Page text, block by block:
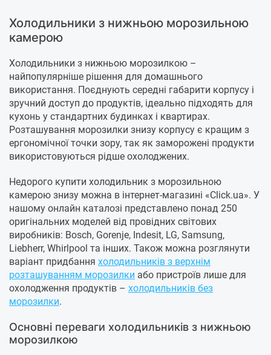
Холодильники з нижньою морозильною
камерою
Холодильники з нижньою морозилкою –
найпопулярніше рішення для домашнього
використання. Поєднують середні габарити корпусу і
зручний доступ до продуктів, ідеально підходять для
кухонь у стандартних будинках і квартирах.
Розташування морозилки знизу корпусу є кращим з
ергономічної точки зору, так як заморожені продукти
використовуються рідше охолоджених.
Недорого купити холодильник з морозильною
камерою знизу можна в інтернет-магазині «Click.ua». У
нашому онлайн каталозі представлено понад 250
оригінальних моделей від провідних світових
виробників: Bosch, Gorenje, Indesit, LG, Samsung,
Liebherr, Whirlpool та інших. Також можна розглянути
варіант придбання холодильників з верхнім
розташуванням морозилки або пристроїв лише для
охолодження продуктів – холодильників без
морозилки.
Основні переваги холодильників з нижньою
морозилкою